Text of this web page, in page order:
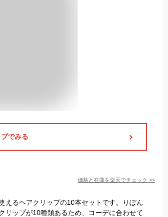
でみる
価格と在庫を楽天でチェック >>
えるヘアクリップの10本セットです。りぼん
リップが10種類あるため、コーデに合わせて